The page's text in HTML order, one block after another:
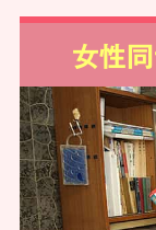
女性